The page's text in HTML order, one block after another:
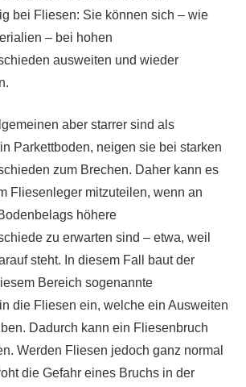
bei Fliesen: Sie können sich – wie
– bei hohen
ausweiten und wieder
aber starrer sind als
Parkettboden, neigen sie bei starken
zum Brechen. Daher kann es
Fliesenleger mitzuteilen, wenn an
höhere
zu erwarten sind – etwa, weil
steht. In diesem Fall baut der
Bereich sogenannte
die Fliesen ein, welche ein Ausweiten
Dadurch kann ein Fliesenbruch
Werden Fliesen jedoch ganz normal
die Gefahr eines Bruchs in der